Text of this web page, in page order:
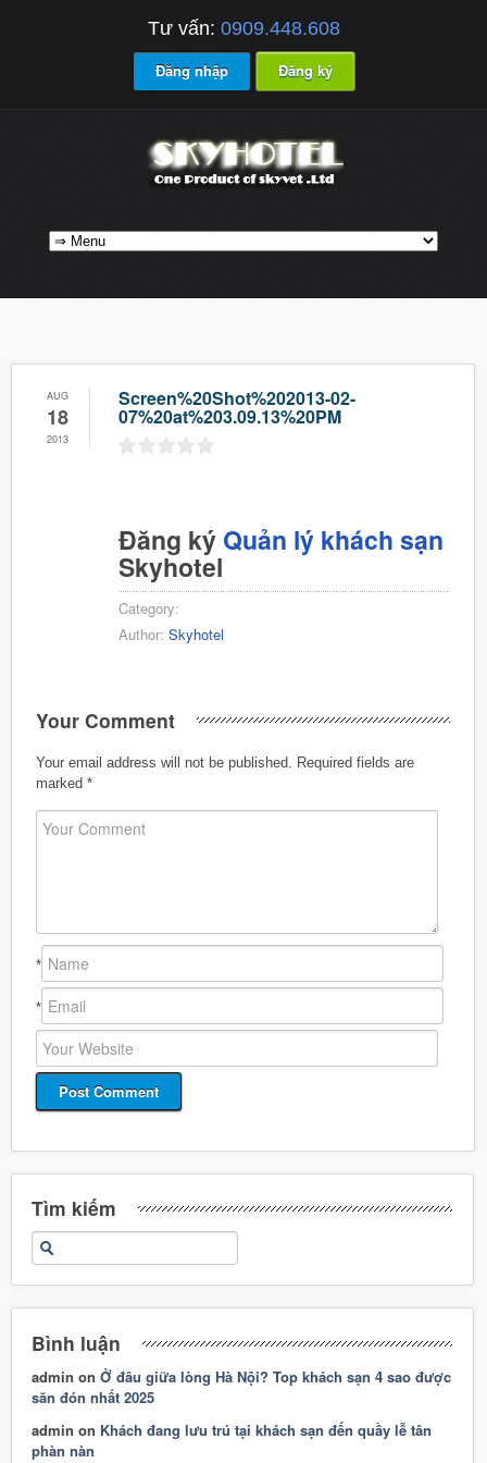
Tư vấn: 0909.448.608
Đăng nhập Đăng ký
AUG
18
2013
Screen%20Shot%202013-02-
07%20at%203.09.13%20PM
Đăng ký Quản lý khách sạn
Skyhotel
Category:
Author: Skyhotel
Your Comment
Your email address will not be published.
Required fields are
marked *
*
*
Tìm kiếm
Bình luận
admin onỞ đâu giữa lòng Hà Nội? Top khách sạn 4 sao được
săn đón nhất 2025
admin on Khách đang lưu trú tại khách sạn đến quầy lễ tân
phàn nàn